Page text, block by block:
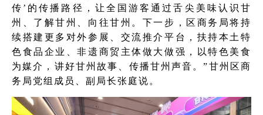
传’的传播路径，让全国游客通过舌尖美味认识甘
州、了解甘州、向往甘州。下一步，区商务局将持
续搭建更多对外参展、交流推介平台，扶持本土特
色食品企业、非遗商贸主体做大做强，以特色美食
为媒介，讲好甘州故事、传播甘州声音。”甘州区商
务局党组成员、副局长张庭说。